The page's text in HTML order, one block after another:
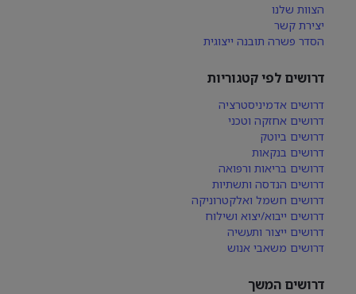
הצוות שלנו
יצירת קשר
הסדר פשרה תובנה ייצוגית
דרושים לפי קטגוריות
דרושים אדמיניסטרציה
דרושים אחזקה וטכני
דרושים ביוטק
דרושים בנקאות
דרושים בריאות ורפואה
דרושים הנדסה ותשתיות
דרושים חשמל ואלקטרוניקה
דרושים ייבוא/יצוא ושילוח
דרושים ייצור ותעשיה
דרושים משאבי אנוש
דרושים המשך